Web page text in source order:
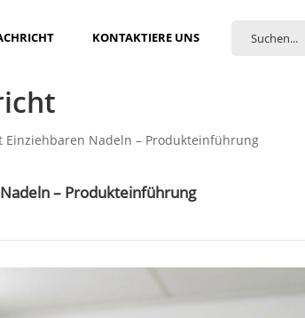
KONTAKTIERE UNS
Einziehbaren Nadeln – Produkteinführung
– Produkteinführung